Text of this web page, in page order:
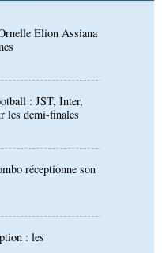
: JST, Inter,
demi-finales
réceptionne son
: les
de musique "Talents